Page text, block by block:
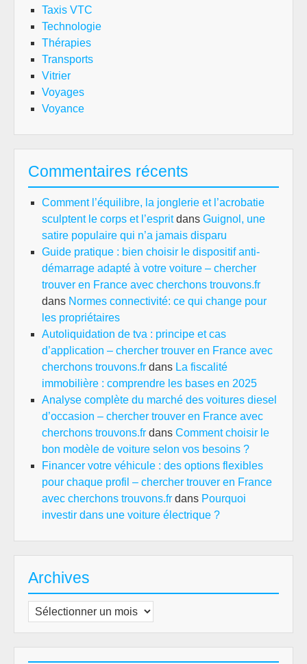
Taxis VTC
Technologie
Thérapies
Transports
Vitrier
Voyages
Voyance
Commentaires récents
Comment l’équilibre, la jonglerie et l’acrobatie
sculptent le corps et l’espritdans Guignol, une
satire populaire qui n’a jamais disparu
Guide pratique : bien choisir le dispositif anti-
démarrage adapté à votre voiture – chercher
trouver en France avec cherchons trouvons.fr
dans Normes connectivité: ce qui change pour
les propriétaires
Autoliquidation de tva : principe et cas
d’application – chercher trouver en France avec
cherchons trouvons.fr dans La fiscalité
immobilière : comprendre les bases en 2025
Analyse complète du marché des voitures diesel
d’occasion – chercher trouver en France avec
cherchons trouvons.fr dans Comment choisir le
bon modèle de voiture selon vos besoins ?
Financer votre véhicule : des options flexibles
pour chaque profil – chercher trouver en France
avec cherchons trouvons.fr dans Pourquoi
investir dans une voiture électrique ?
Archives
Archives